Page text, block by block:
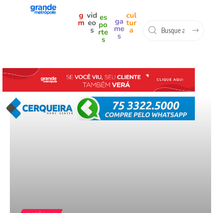
g
m
vid
eo
s
es
po
rte
s
ga
me
s
cul
tur
a